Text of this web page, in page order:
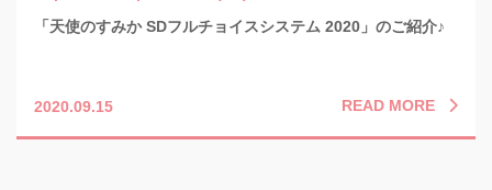
「天使のすみか SDフルチョイスシステム 2020」のご紹介♪
2020.09.15 READ MORE